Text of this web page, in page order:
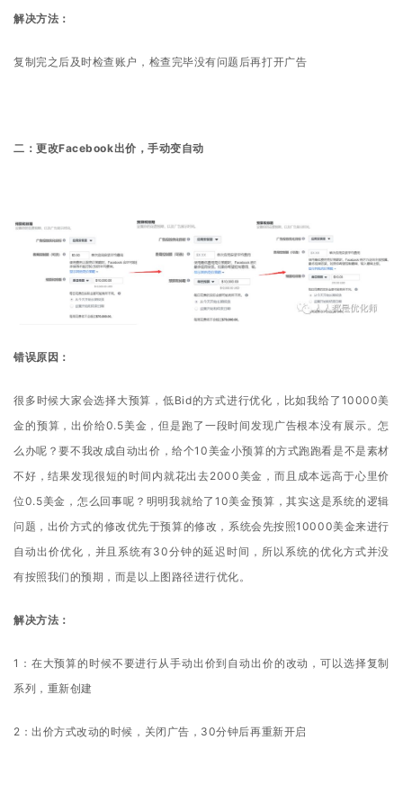
解决方法：
复制完之后及时检查账户，检查完毕没有问题后再打开广告
二：更改Facebook出价，手动变自动
错误原因：
很多时候大家会选择大预算，低Bid的方式进行优化，比如我给了10000美
金的预算，出价给0.5美金，但是跑了一段时间发现广告根本没有展示。怎
么办呢？要不我改成自动出价，给个10美金小预算的方式跑跑看是不是素材
不好，结果发现很短的时间内就花出去2000美金，而且成本远高于心里价
位0.5美金，怎么回事呢？明明我就给了10美金预算，其实这是系统的逻辑
问题，出价方式的修改优先于预算的修改，系统会先按照10000美金来进行
自动出价优化，并且系统有30分钟的延迟时间，所以系统的优化方式并没
有按照我们的预期，而是以上图路径进行优化。
解决方法：
1：在大预算的时候不要进行从手动出价到自动出价的改动，可以选择复制
系列，重新创建
2：出价方式改动的时候，关闭广告，30分钟后再重新开启